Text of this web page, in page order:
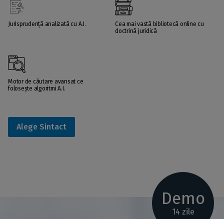
Jurisprudență analizată cu A.I.
Cea mai vastă bibliotecă online cu
doctrină juridică
Motor de căutare avansat ce
folosește algoritmi A.I.
Alege Sintact
Demo
14 zile